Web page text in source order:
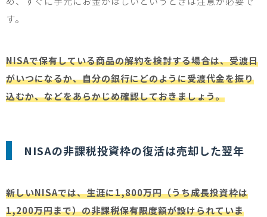
す。
NISAで保有している商品の解約を検討する場合は、受渡日
がいつになるか、自分の銀行にどのように受渡代金を振り
込むか、などをあらかじめ確認しておきましょう。
NISAの非課税投資枠の復活は売却した翌年
新しいNISAでは、生涯に1,800万円（うち成長投資枠は
1,200万円まで）の非課税保有限度額が設けられていま